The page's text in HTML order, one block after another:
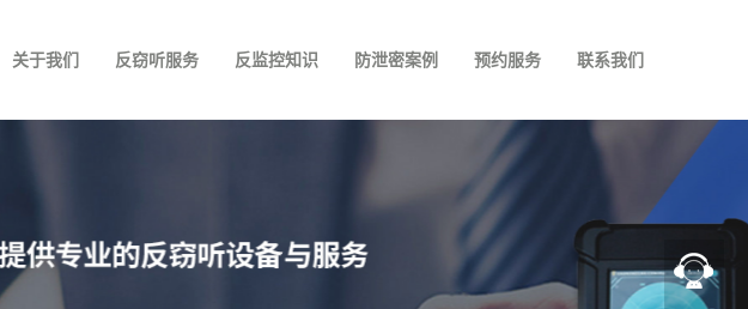
关于我们 反窃听服务 反监控知识 防泄密案例 预约服务 联系我们